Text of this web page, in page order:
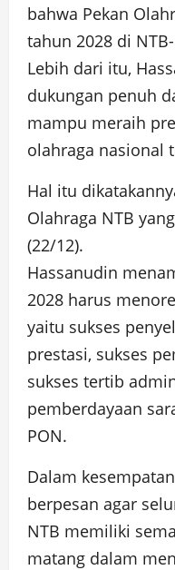
bahwa Pekan
tahun 2028 di
Lebih dari itu,
dukungan penuh
mampu meraih
olahraga nasional
Hal itu
Olahraga NTB
(22/12).
Hassanudin
2028 harus
yaitu sukses
prestasi, sukses
sukses tertib
pemberdayaan
PON.
Dalam
berpesan agar
NTB memiliki
matang dalam